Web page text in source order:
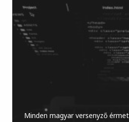
Minden magyar versenyző